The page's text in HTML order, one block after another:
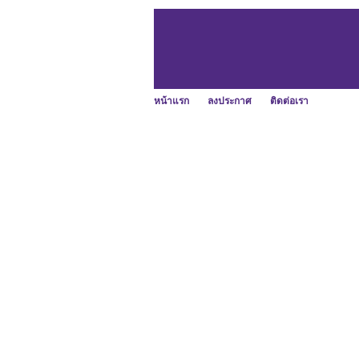
หน้าแรก ลงประกาศ ติดต่อเรา